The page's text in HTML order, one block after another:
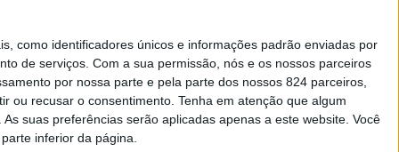
como identificadores únicos e informações padrão enviadas por
de serviços. Com a sua permissão, nós e os nossos parceiros
por nossa parte e pela parte dos nossos 824 parceiros,
ou recusar o consentimento. Tenha em atenção que algum
suas preferências serão aplicadas apenas a este website. Você
inferior da página.